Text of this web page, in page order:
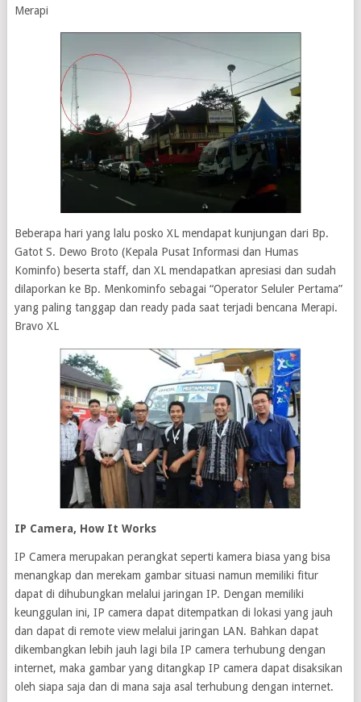
Merapi
Beberapa hari yang lalu posko XL mendapat kunjungan dari Bp.
Gatot S. Dewo Broto (Kepala Pusat Informasi dan Humas
Kominfo) beserta staff, dan XL mendapatkan apresiasi dan sudah
dilaporkan ke Bp. Menkominfo sebagai “Operator Seluler Pertama”
yang paling tanggap dan ready pada saat terjadi bencana Merapi.
Bravo XL
IP Camera, How It Works
IP Camera merupakan perangkat seperti kamera biasa yang bisa
menangkap dan merekam gambar situasi namun memiliki fitur
dapat di dihubungkan melalui jaringan IP. Dengan memiliki
keunggulan ini, IP camera dapat ditempatkan di lokasi yang jauh
dan dapat di remote view melalui jaringan LAN. Bahkan dapat
dikembangkan lebih jauh lagi bila IP camera terhubung dengan
internet, maka gambar yang ditangkap IP camera dapat disaksikan
oleh siapa saja dan di mana saja asal terhubung dengan internet.